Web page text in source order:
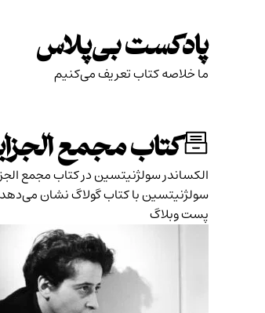
to
content
پادکست بی‌پلاس
ما خلاصه کتاب تعریف می‌کنیم
کتاب مجمع
الکساندر سولژنیتسین در کتاب مجمع‌ الجزایر گولاگ خاطراتش از ۸ سال حبس در اردوگاه کار اجباری و سازوکار
سولژنیتسین با کتاب گولاگ نشان
پست وبلاگ